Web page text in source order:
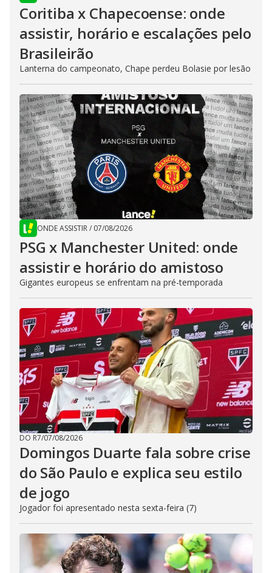
Coritiba x Chapecoense: onde
assistir, horário e escalações pelo
Brasileirão
Lanterna do campeonato, Chape perdeu Bolasie por lesão
ONDE ASSISTIR/ 07/08/2026
PSG x Manchester United: onde
assistir e horário do amistoso
Gigantes europeus se enfrentam na pré-temporada
DO R7/07/08/2026
Domingos Duarte fala sobre crise
do São Paulo e explica seu estilo
de jogo
Jogador foi apresentado nesta sexta-feira (7)